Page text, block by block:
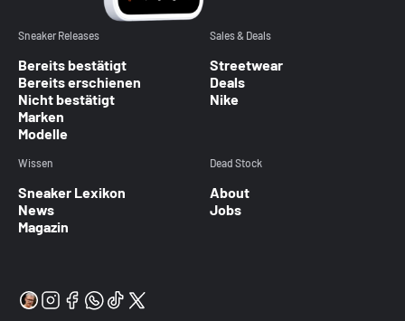
Sneaker Releases
Bereits bestätigt
Bereits erschienen
Nicht bestätigt
Marken
Modelle
Sales & Deals
Streetwear
Deals
Nike
Wissen
Sneaker Lexikon
News
Magazin
Dead Stock
About
Jobs